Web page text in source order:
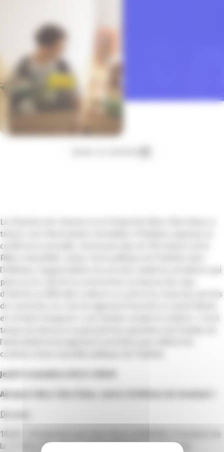
La Chambre de Commerce et d’Industrie Nice Côte d’Azur, à
travers son Observatoire Immobilier d’Habitat, organise sa
conférence annuelle, réunissant plus de 150 acteurs de la
Filière Immobilier autour de la politique de l’habitat. Avec
l’inflation, l’augmentation du prix des matières premières qui
pèse sur le coût de la construction, la hausse des taux
d’intérêt, la difficulté à obtenir un prêt et la chute des permis
de construire, la crise du logement franchit un seuil d’alerte
et certains évoquent « une bombe sociale et urbaine ». Il est
temps de mesurer à quel point les questions de l’emploi, de
l’attractivité et du logement sont liées pour définir les
contours d’une nouvelle politique de l’habitat.
Jeudi 9 novembre 2023 à 18H00
Aéroport Nice Côte d’Azur, centre d’affaires du Terminal 1
Déroulé :
18h00 : Introduction par Jean-Pierre SAVARINO, Président de
la CCI Nice Côte d’Azur et Cyril MESSIKA, Président de